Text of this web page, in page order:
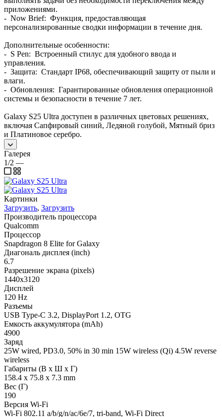
приложениями.
- Now Brief: Функция, предоставляющая
персонализированные сводки информации в течение дня.
Дополнительные особенности:
- S Pen: Встроенный стилус для удобного ввода и
управления.
- Защита: Стандарт IP68, обеспечивающий защиту от пыли и
влаги.
- Обновления: Гарантированные обновления операционной
системы и безопасности в течение 7 лет.
Galaxy S25 Ultra доступен в различных цветовых решениях,
включая Сапфировый синий, Ледяной голубой, Мятный бриз
и Платиновое серебро.
Галерея
1/2 —
Картинки
Загрузить, Загрузить
Производитель процессора
Qualcomm
Процессор
Snapdragon 8 Elite for Galaxy
Диагональ дисплея (inch)
6.7
Разрешение экрана (pixels)
1440x3120
Дисплей
120 Hz
Разъемы
USB Type-C 3.2, DisplayPort 1.2, OTG
Емкость аккумулятора (mAh)
4900
Заряд
25W wired, PD3.0, 50% in 30 min 15W wireless (Qi) 4.5W reverse
wireless
Габариты (В х Ш х Г)
158.4 x 75.8 x 7.3 mm
Вес (Г)
190
Версия Wi-Fi
Wi-Fi 802.11 a/b/g/n/ac/6e/7, tri-band, Wi-Fi Direct